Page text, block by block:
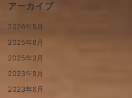
アーカイブ
2026年5月
2025年8月
2025年3月
2023年8月
2023年6月